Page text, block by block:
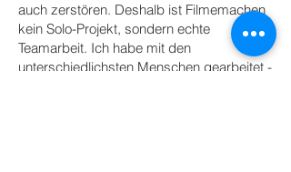
auch zerstören. Deshalb ist Filmemachen
kein Solo-Projekt, sondern echte
Teamarbeit. Ich habe mit den
unterschiedlichsten Menschen gearbeitet -